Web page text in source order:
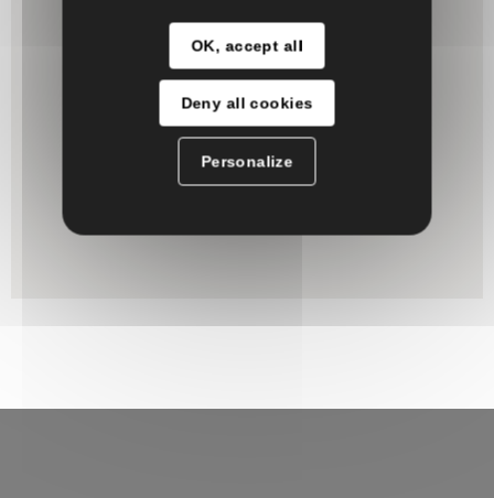
OK, accept all
Deny all cookies
Personalize